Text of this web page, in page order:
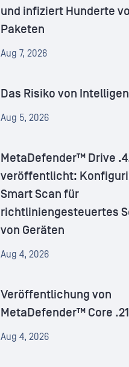
und infiziert Hunderte
Paketen
Aug 7, 2026
Das Risiko von
Aug 5, 2026
MetaDefender™ Drive
veröffentlicht:
Smart Scan für
richtliniengesteuertes
von Geräten
Aug 4, 2026
Veröffentlichung von
MetaDefender™ Core
Aug 4, 2026